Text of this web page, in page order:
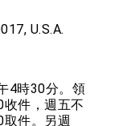
U.S.A.
4時30分。領
件，週五不
件。另週